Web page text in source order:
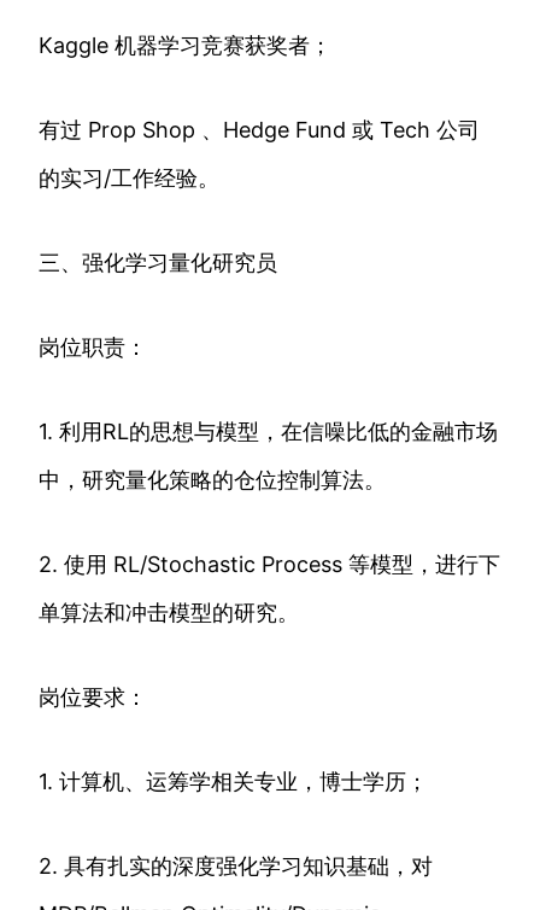
Kaggle 机器学习竞赛获奖者；
有过 Prop Shop 、Hedge Fund 或 Tech 公司
的实习/工作经验。
三、强化学习量化研究员
岗位职责：
1. 利用RL的思想与模型，在信噪比低的金融市场
中，研究量化策略的仓位控制算法。
2. 使用 RL/Stochastic Process 等模型，进行下
单算法和冲击模型的研究。
岗位要求：
1. 计算机、运筹学相关专业，博士学历；
2. 具有扎实的深度强化学习知识基础，对